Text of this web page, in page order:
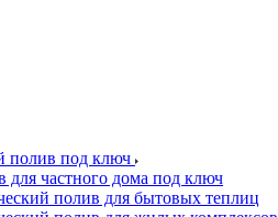
полив под ключ
для частного дома под ключ
полив для бытовых теплиц